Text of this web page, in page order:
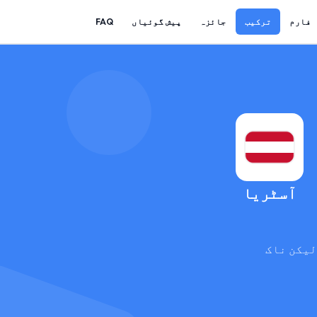
فارم ترکیب جائزہ پیش گوئیاں FAQ
آسٹریا
ناک